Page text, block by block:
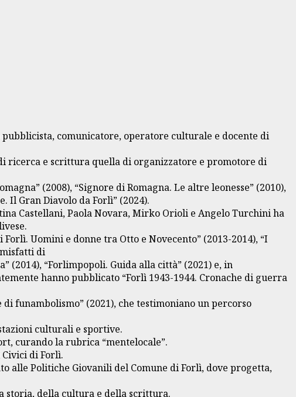
comunicatore, operatore culturale e docente di
ricerca e scrittura quella di organizzatore e promotore di
(2008), “Signore di Romagna. Le altre leonesse” (2010),
Il Gran Diavolo da Forlì” (2024).
Castellani, Paola Novara, Mirko Orioli e Angelo Turchini ha
Uomini e donne tra Otto e Novecento” (2013-2014), “I
di
(2014), “Forlimpopoli. Guida alla città” (2021) e, in
hanno pubblicato “Forlì 1943-1944. Cronache di guerra
funambolismo” (2021), che testimoniano un percorso
culturali e sportive.
curando la rubrica “mentelocale”.
Civici di Forlì.
alle Politiche Giovanili del Comune di Forlì, dove progetta,
storia, della cultura e della scrittura.